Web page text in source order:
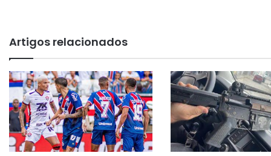
Artigos relacionados